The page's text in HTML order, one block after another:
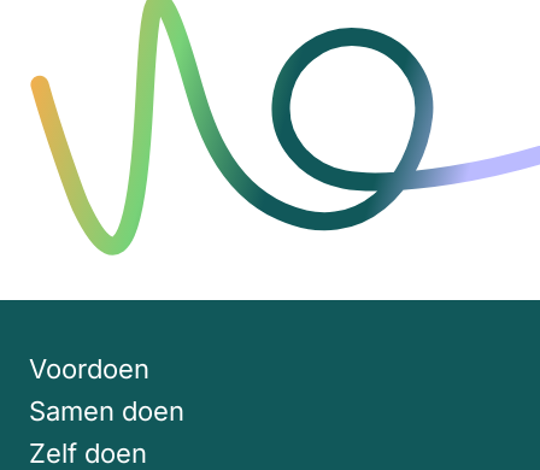
Voordoen
Samen doen
Zelf doen